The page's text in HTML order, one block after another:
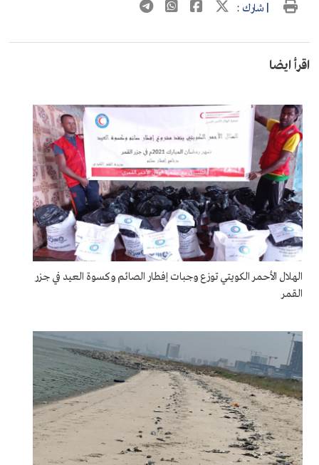
| شارك :
اقرأ ايضا
الهلال الأحمر الكويتي توزع وجبات إفطار الصائم وكسوة العيد في جزر
القمر